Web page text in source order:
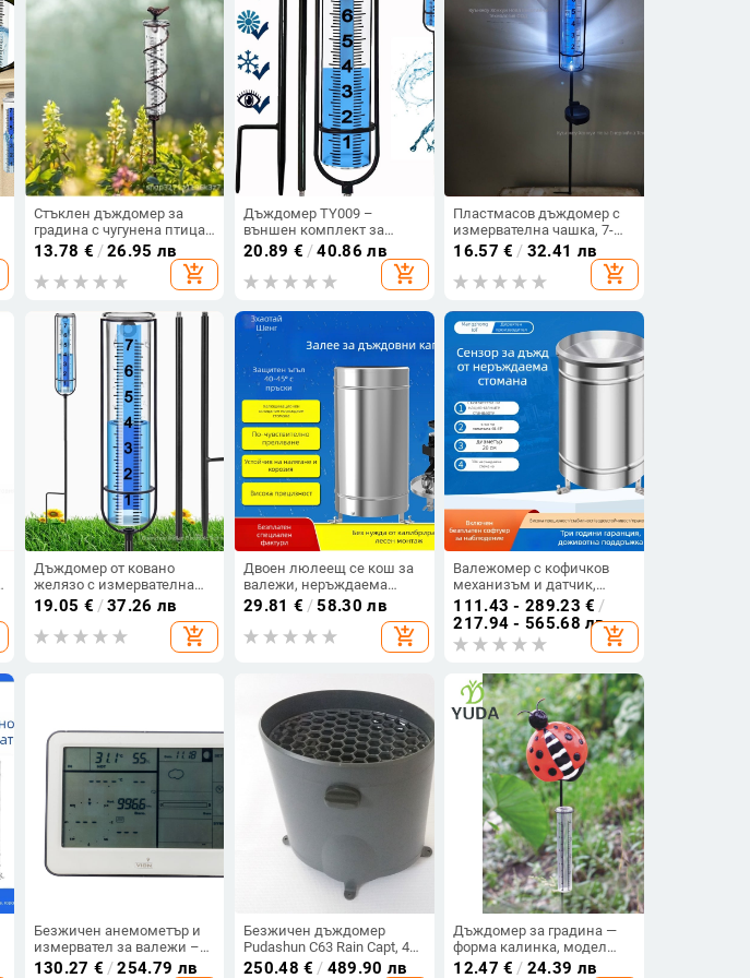
Стъклен дъждомер за
градина с чугунена птица
и метална рамка, висящ
на открито
13.78 € /26.95 лв
add_shopping_cart
Дъждомер TY009 –
външен комплект за
събиране на дъждовна
вода, прозрачен цифров
дисплей,
антизамръзваща функция,
регулируема височина
20.89 € /40.86 лв
add_shopping_cart
Пластмасов дъждомер с
измервателна чашка, 7-
инчова скала, модел B001,
тегло 0,1 кг, за употреба на
открито
16.57 € / 32.41 лв
add_shopping_cart
Дъждомер от ковано
желязо с измервателна
чашка, 7-инчов
19.05 € /37.26 лв
add_shopping_cart
Двоен люлеещ се кош за
валежи, неръждаема
стомана; RS485 и
аналогови изходи 4–20
мА/0–10 В; резолюции
0.1–0.5 мм; диапазон -40°C
29.81 € /58.30 лв
add_shopping_cart
Валежомер с кофичков
механизъм и датчик,
неръждаема стомана —
станция за мониторинг на
валежите
111.43 - 289.23 € /
217.94 - 565.68 лв
add_shopping_cart
Безжичен анемометър и
измервател за валежи –
метеорологичен монитор,
130.27 € /254.79 лв
Безжичен дъждомер
Pudashun C63 Rain Capt, 433
MHz, външно използване,
250.48 € / 489.90 лв
Дъждомер за градина —
форма калинка, модел
TP0708, марка YUDA,
12.47 € / 24.39 лв